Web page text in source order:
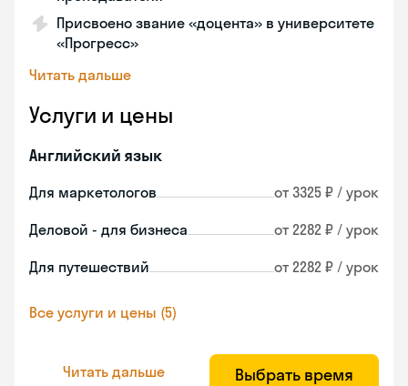
Присвоено звание «доцента» в университете
«Прогресс»
Читать дальше
Услуги и цены
Английский язык
Для маркетологов от 3325 ₽ / урок
Деловой - для бизнеса от 2282 ₽ / урок
Для путешествий от 2282 ₽ / урок
Все услуги и цены (5)
Читать дальше Выбрать время